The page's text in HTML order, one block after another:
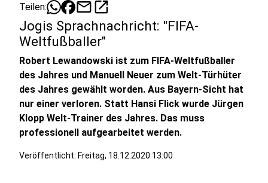
Teilen: mailopen_in_new
Jogis Sprachnachricht: "FIFA-
Weltfußballer"
Robert Lewandowski ist zum FIFA-Weltfußballer
des Jahres und Manuell Neuer zum Welt-Türhüter
des Jahres gewählt worden. Aus Bayern-Sicht hat
nur einer verloren. Statt Hansi Flick wurde Jürgen
Klopp Welt-Trainer des Jahres. Das muss
professionell aufgearbeitet werden.
Veröffentlicht: Freitag, 18.12.2020 13:00